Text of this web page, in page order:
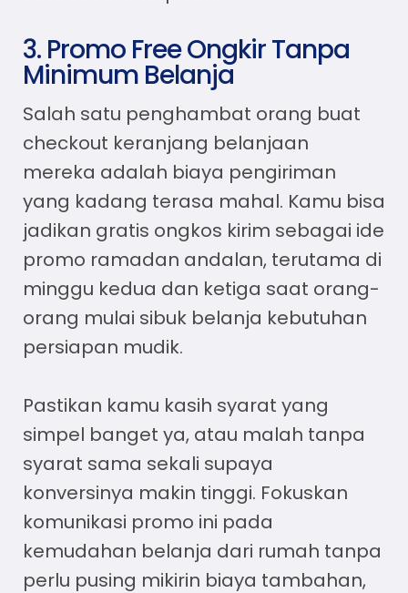
3. Promo Free Ongkir Tanpa
Minimum Belanja
Salah satu penghambat orang buat
checkout keranjang belanjaan
mereka adalah biaya pengiriman
yang kadang terasa mahal. Kamu bisa
jadikan gratis ongkos kirim sebagai ide
promo ramadan andalan, terutama di
minggu kedua dan ketiga saat orang-
orang mulai sibuk belanja kebutuhan
persiapan mudik.
Pastikan kamu kasih syarat yang
simpel banget ya, atau malah tanpa
syarat sama sekali supaya
konversinya makin tinggi. Fokuskan
komunikasi promo ini pada
kemudahan belanja dari rumah tanpa
perlu pusing mikirin biaya tambahan,